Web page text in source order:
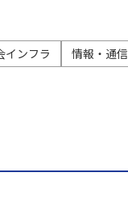
インフラ 情報・通信